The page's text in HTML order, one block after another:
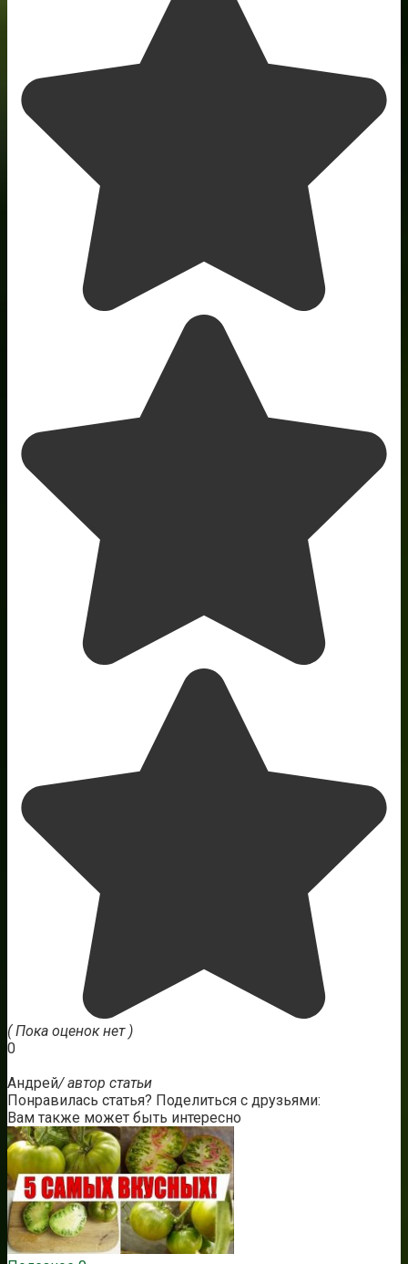
( Пока оценок нет )
0
Андрей/ автор статьи
Понравилась статья? Поделиться с друзьями:
Вам также может быть интересно